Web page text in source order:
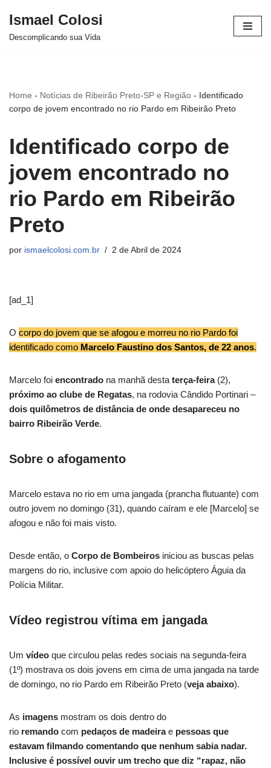
Avançar
Ismael Colosi
Descomplicando sua Vida
Home - Notícias de Ribeirão Preto-SP e Região - Identificado
corpo de jovem encontrado no rio Pardo em Ribeirão Preto
Identificado corpo de
jovem encontrado no
rio Pardo em Ribeirão
Preto
por ismaelcolosi.com.br 2 de Abril de 2024
[ad_1]
O corpo do jovem que se afogou e morreu no rio Pardo foi
identificado como Marcelo Faustino dos Santos, de 22 anos.
Marcelo foi encontrado na manhã desta terça-feira(2),
próximo ao clube de Regatas, na rodovia Cândido Portinari –
dois quilômetros de distância de onde desapareceu no
bairro Ribeirão Verde.
Sobre o afogamento
Marcelo estava no rio em uma jangada (prancha flutuante) com
outro jovem no domingo (31), quando caíram e ele [Marcelo] se
afogou e não foi mais visto.
Desde então, o Corpo de Bombeiros iniciou as buscas pelas
margens do rio, inclusive com apoio do helicóptero Águia da
Polícia Militar.
Vídeo registrou vítima em jangada
Um vídeo que circulou pelas redes sociais na segunda-feira
(1º) mostrava os dois jovens em cima de uma jangada na tarde
de domingo, no rio Pardo em Ribeirão Preto (veja abaixo).
As imagens mostram os dois dentro do
rio remando com pedaços de madeirae pessoas que
estavam filmando comentando que nenhum sabia nadar.
Inclusive é possível ouvir um trecho que diz “rapaz, não